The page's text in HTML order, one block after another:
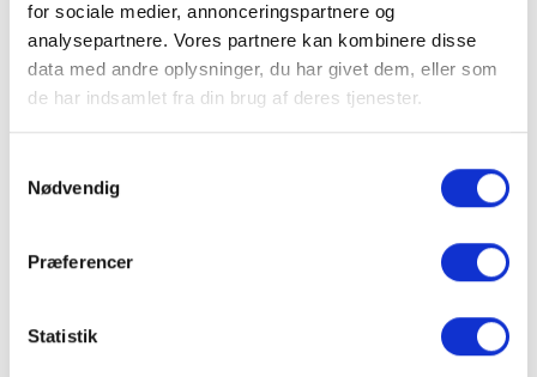
for sociale medier, annonceringspartnere og
analysepartnere. Vores partnere kan kombinere disse
data med andre oplysninger, du har givet dem, eller som
de har indsamlet fra din brug af deres tjenester.
Nødvendig
Præferencer
Statistik
FLERE NYHEDER